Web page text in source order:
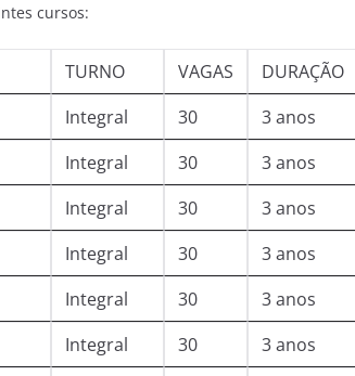
cursos:
TURNO VAGAS
DURAÇÃO
Integral 30
3 anos
Integral 30
3 anos
Integral 30
3 anos
Integral 30
3 anos
Integral 30
3 anos
Integral 30
3 anos